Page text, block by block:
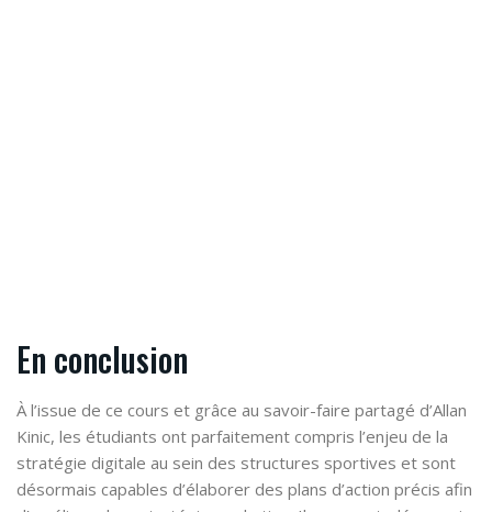
En conclusion
À l’issue de ce cours et grâce au savoir-faire partagé d’Allan
Kinic, les étudiants ont parfaitement compris l’enjeu de la
stratégie digitale au sein des structures sportives et sont
désormais capables d’élaborer des plans d’action précis afin